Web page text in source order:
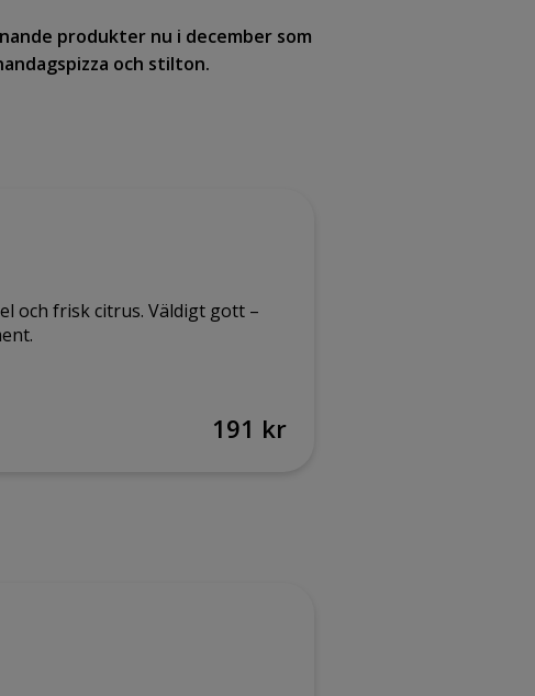
produkter nu i december som
och stilton.
och frisk citrus. Väldigt gott –
191 kr